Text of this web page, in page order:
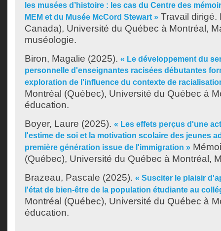
les musées d’histoire : les cas du Centre des
MEM et du Musée McCord Stewart » Travail dirigé.
Canada), Université du Québec à Montréal,
muséologie.
Biron, Magalie (2025). « Le développement du
personnelle d'enseignantes racisées débutantes
exploration de l'influence du contexte de
Montréal (Québec), Université du Québec à
éducation.
Boyer, Laure (2025). « Les effets perçus d'une
l'estime de soi et la motivation scolaire des jeunes
première génération issue de l'immigration »
(Québec), Université du Québec à Montréal,
Brazeau, Pascale (2025). « Susciter le plaisir
l'état de bien-être de la population étudiante au
Montréal (Québec), Université du Québec à
éducation.